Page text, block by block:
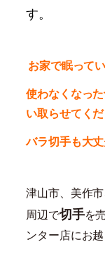
す。
お家で眠って
使わなくなっ
い取らせてくだ
バラ切手も大丈
津山市、美作
周辺で切手を
ンター店にお越